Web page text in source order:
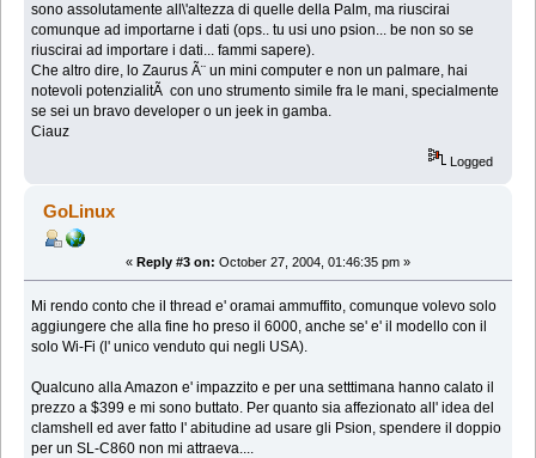
sono assolutamente all\'altezza di quelle della Palm, ma riuscirai
comunque ad importarne i dati (ops.. tu usi uno psion... be non so se
riuscirai ad importare i dati... fammi sapere).
Che altro dire, lo Zaurus Ã¨ un mini computer e non un palmare, hai
notevoli potenzialitÃ con uno strumento simile fra le mani, specialmente
se sei un bravo developer o un jeek in gamba.
Ciauz
Logged
GoLinux
« Reply #3 on: October 27, 2004, 01:46:35 pm »
Mi rendo conto che il thread e' oramai ammuffito, comunque volevo solo
aggiungere che alla fine ho preso il 6000, anche se' e' il modello con il
solo Wi-Fi (l' unico venduto qui negli USA).
Qualcuno alla Amazon e' impazzito e per una setttimana hanno calato il
prezzo a $399 e mi sono buttato. Per quanto sia affezionato all' idea del
clamshell ed aver fatto l' abitudine ad usare gli Psion, spendere il doppio
per un SL-C860 non mi attraeva....